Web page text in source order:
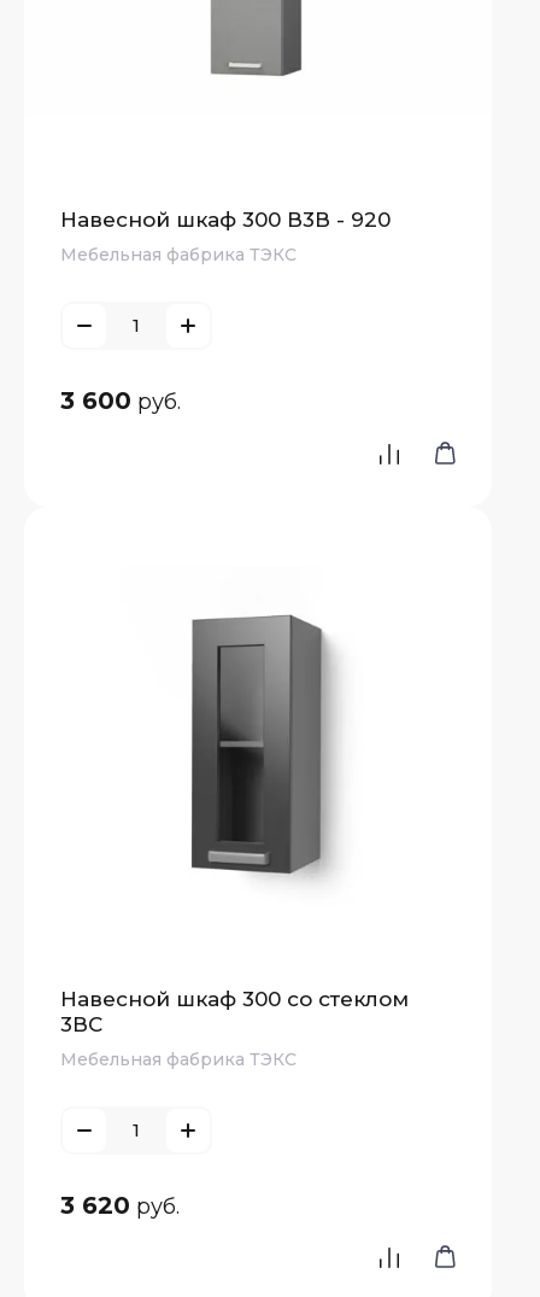
Навесной шкаф 300 В3В - 920
Мебельная фабрика ТЭКС
3 600 руб.
Навесной шкаф 300 со стеклом
3ВС
Мебельная фабрика ТЭКС
3 620 руб.